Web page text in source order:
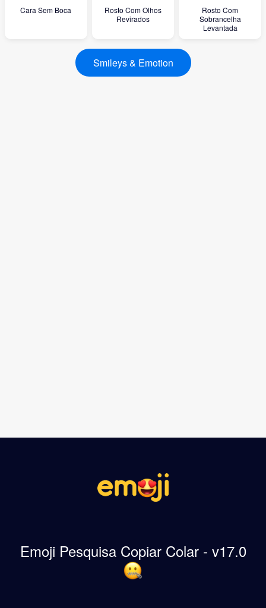
Cara Sem Boca
Rosto Com Olhos
Revirados
Rosto Com
Sobrancelha
Levantada
Smileys & Emotion
Emoji Pesquisa Copiar Colar - v17.0